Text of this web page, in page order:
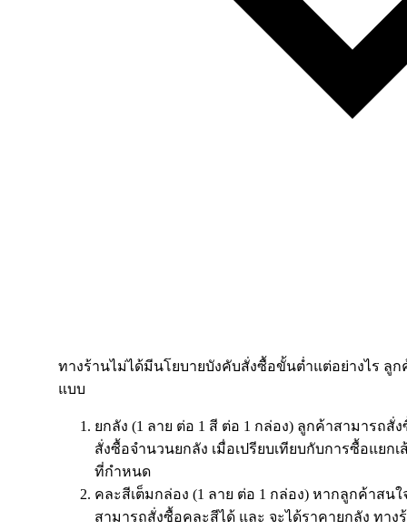
ทางร้านไม่ได้มีนโยบายบังคับสั่งซื้อขั้นต่ำแต่อย่างไร ลู
แบบ
ยกลัง (1 ลาย ต่อ 1 สี ต่อ 1 กล่อง) ลูกค้าสามารถสั่
สั่งซื้อจำนวนยกลัง เมื่อเปรียบเทียบกับการซื้อแยก
ที่กำหนด
คละสีเต็มกล่อง (1 ลาย ต่อ 1 กล่อง) หากลูกค้าสน
สามารถสั่งซื้อคละสีได้ และ จะได้ราคายกลัง ทา